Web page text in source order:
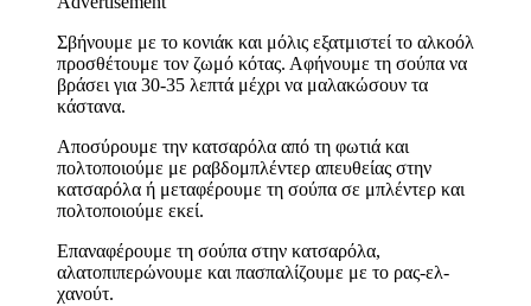
Σβήνουμε με το κονιάκ και μόλις εξατμιστεί το αλκοόλ
προσθέτουμε τον ζωμό κότας. Αφήνουμε τη σούπα να
βράσει για 30-35 λεπτά μέχρι να μαλακώσουν τα
κάστανα.
Αποσύρουμε την κατσαρόλα από τη φωτιά και
πολτοποιούμε με ραβδομπλέντερ απευθείας στην
κατσαρόλα ή μεταφέρουμε τη σούπα σε μπλέντερ και
πολτοποιούμε εκεί.
Επαναφέρουμε τη σούπα στην κατσαρόλα,
αλατοπιπερώνουμε και πασπαλίζουμε με το ρας-ελ-
χανούτ.